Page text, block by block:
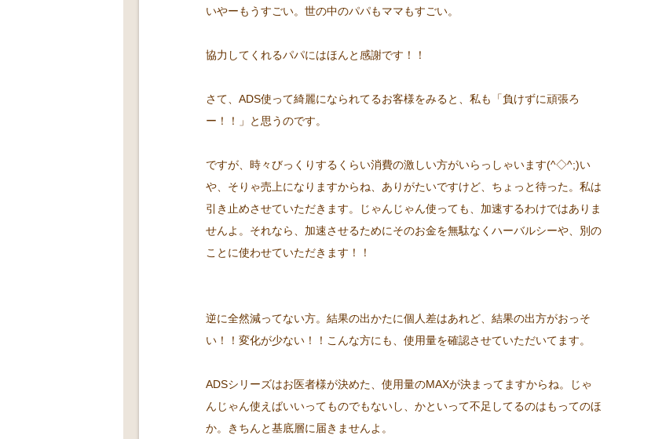
いやーもうすごい。世の中のパパもママもすごい。
協力してくれるパパにはほんと感謝です！！
さて、ADS使って綺麗になられてるお客様をみると、私も「負けずに頑張ろ
ー！！」と思うのです。
ですが、時々びっくりするくらい消費の激しい方がいらっしゃいます(^◇^;)い
や、そりゃ売上になりますからね、ありがたいですけど、ちょっと待った。私は
引き止めさせていただきます。じゃんじゃん使っても、加速するわけではありま
せんよ。それなら、加速させるためにそのお金を無駄なくハーバルシーや、別の
ことに使わせていただきます！！
逆に全然減ってない方。結果の出かたに個人差はあれど、結果の出方がおっそ
い！！変化が少ない！！こんな方にも、使用量を確認させていただいてます。
ADSシリーズはお医者様が決めた、使用量のMAXが決まってますからね。じゃ
んじゃん使えばいいってものでもないし、かといって不足してるのはもってのほ
か。きちんと基底層に届きませんよ。